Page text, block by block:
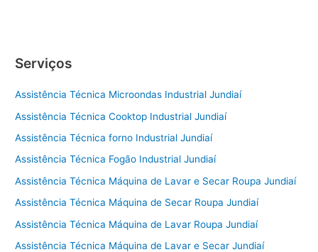
Serviços
Assistência Técnica Microondas Industrial Jundiaí
Assistência Técnica Cooktop Industrial Jundiaí
Assistência Técnica forno Industrial Jundiaí
Assistência Técnica Fogão Industrial Jundiaí
Assistência Técnica Máquina de Lavar e Secar Roupa Jundiaí
Assistência Técnica Máquina de Secar Roupa Jundiaí
Assistência Técnica Máquina de Lavar Roupa Jundiaí
Assistência Técnica Máquina de Lavar e Secar Jundiaí